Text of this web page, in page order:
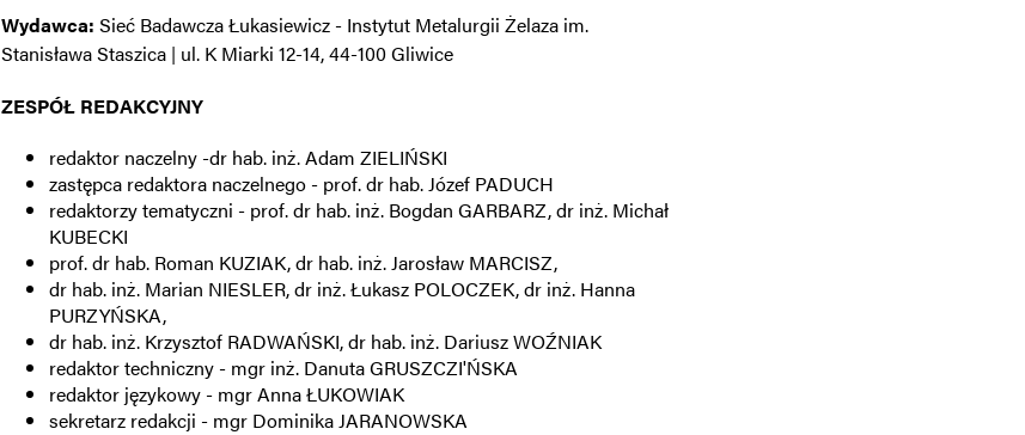
Wydawca: Sieć Badawcza Łukasiewicz - Instytut Metalurgii Żelaza im.
Stanisława Staszica | ul. K Miarki 12-14, 44-100 Gliwice
ZESPÓŁ REDAKCYJNY
redaktor naczelny -dr hab. inż. Adam ZIELIŃSKI
zastępca redaktora naczelnego - prof. dr hab. Józef PADUCH
redaktorzy tematyczni - prof. dr hab. inż. Bogdan GARBARZ, dr inż. Michał
KUBECKI
prof. dr hab. Roman KUZIAK, dr hab. inż. Jarosław MARCISZ,
dr hab. inż. Marian NIESLER, dr inż. Łukasz POLOCZEK, dr inż. Hanna
PURZYŃSKA,
dr hab. inż. Krzysztof RADWAŃSKI, dr hab. inż. Dariusz WOŹNIAK
redaktor techniczny - mgr inż. Danuta GRUSZCZI'ŃSKA
redaktor językowy - mgr Anna ŁUKOWIAK
sekretarz redakcji - mgr Dominika JARANOWSKA